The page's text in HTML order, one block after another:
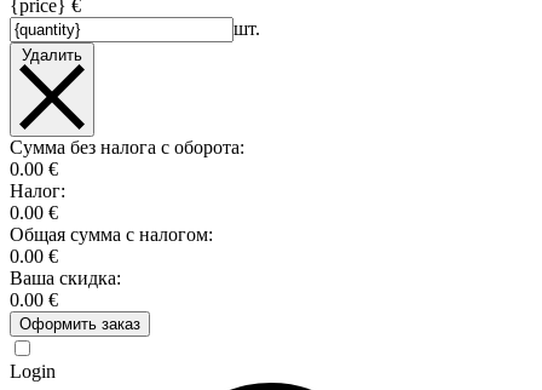
{price} €
шт.
Удалить
Сумма без налога с оборота:
0.00 €
Налог:
0.00 €
Общая сумма с налогом:
0.00 €
Ваша скидка:
0.00 €
Оформить заказ
Login